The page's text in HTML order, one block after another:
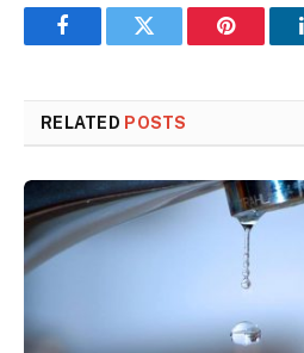
FacebookTwitter Pinterest
RELATED POSTS